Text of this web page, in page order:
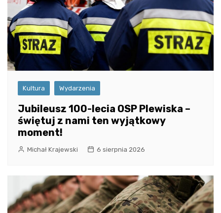
Kultura Wydarzenia
Jubileusz 100-lecia OSP Plewiska –
świętuj z nami ten wyjątkowy
moment!
Michał Krajewski 6 sierpnia 2026